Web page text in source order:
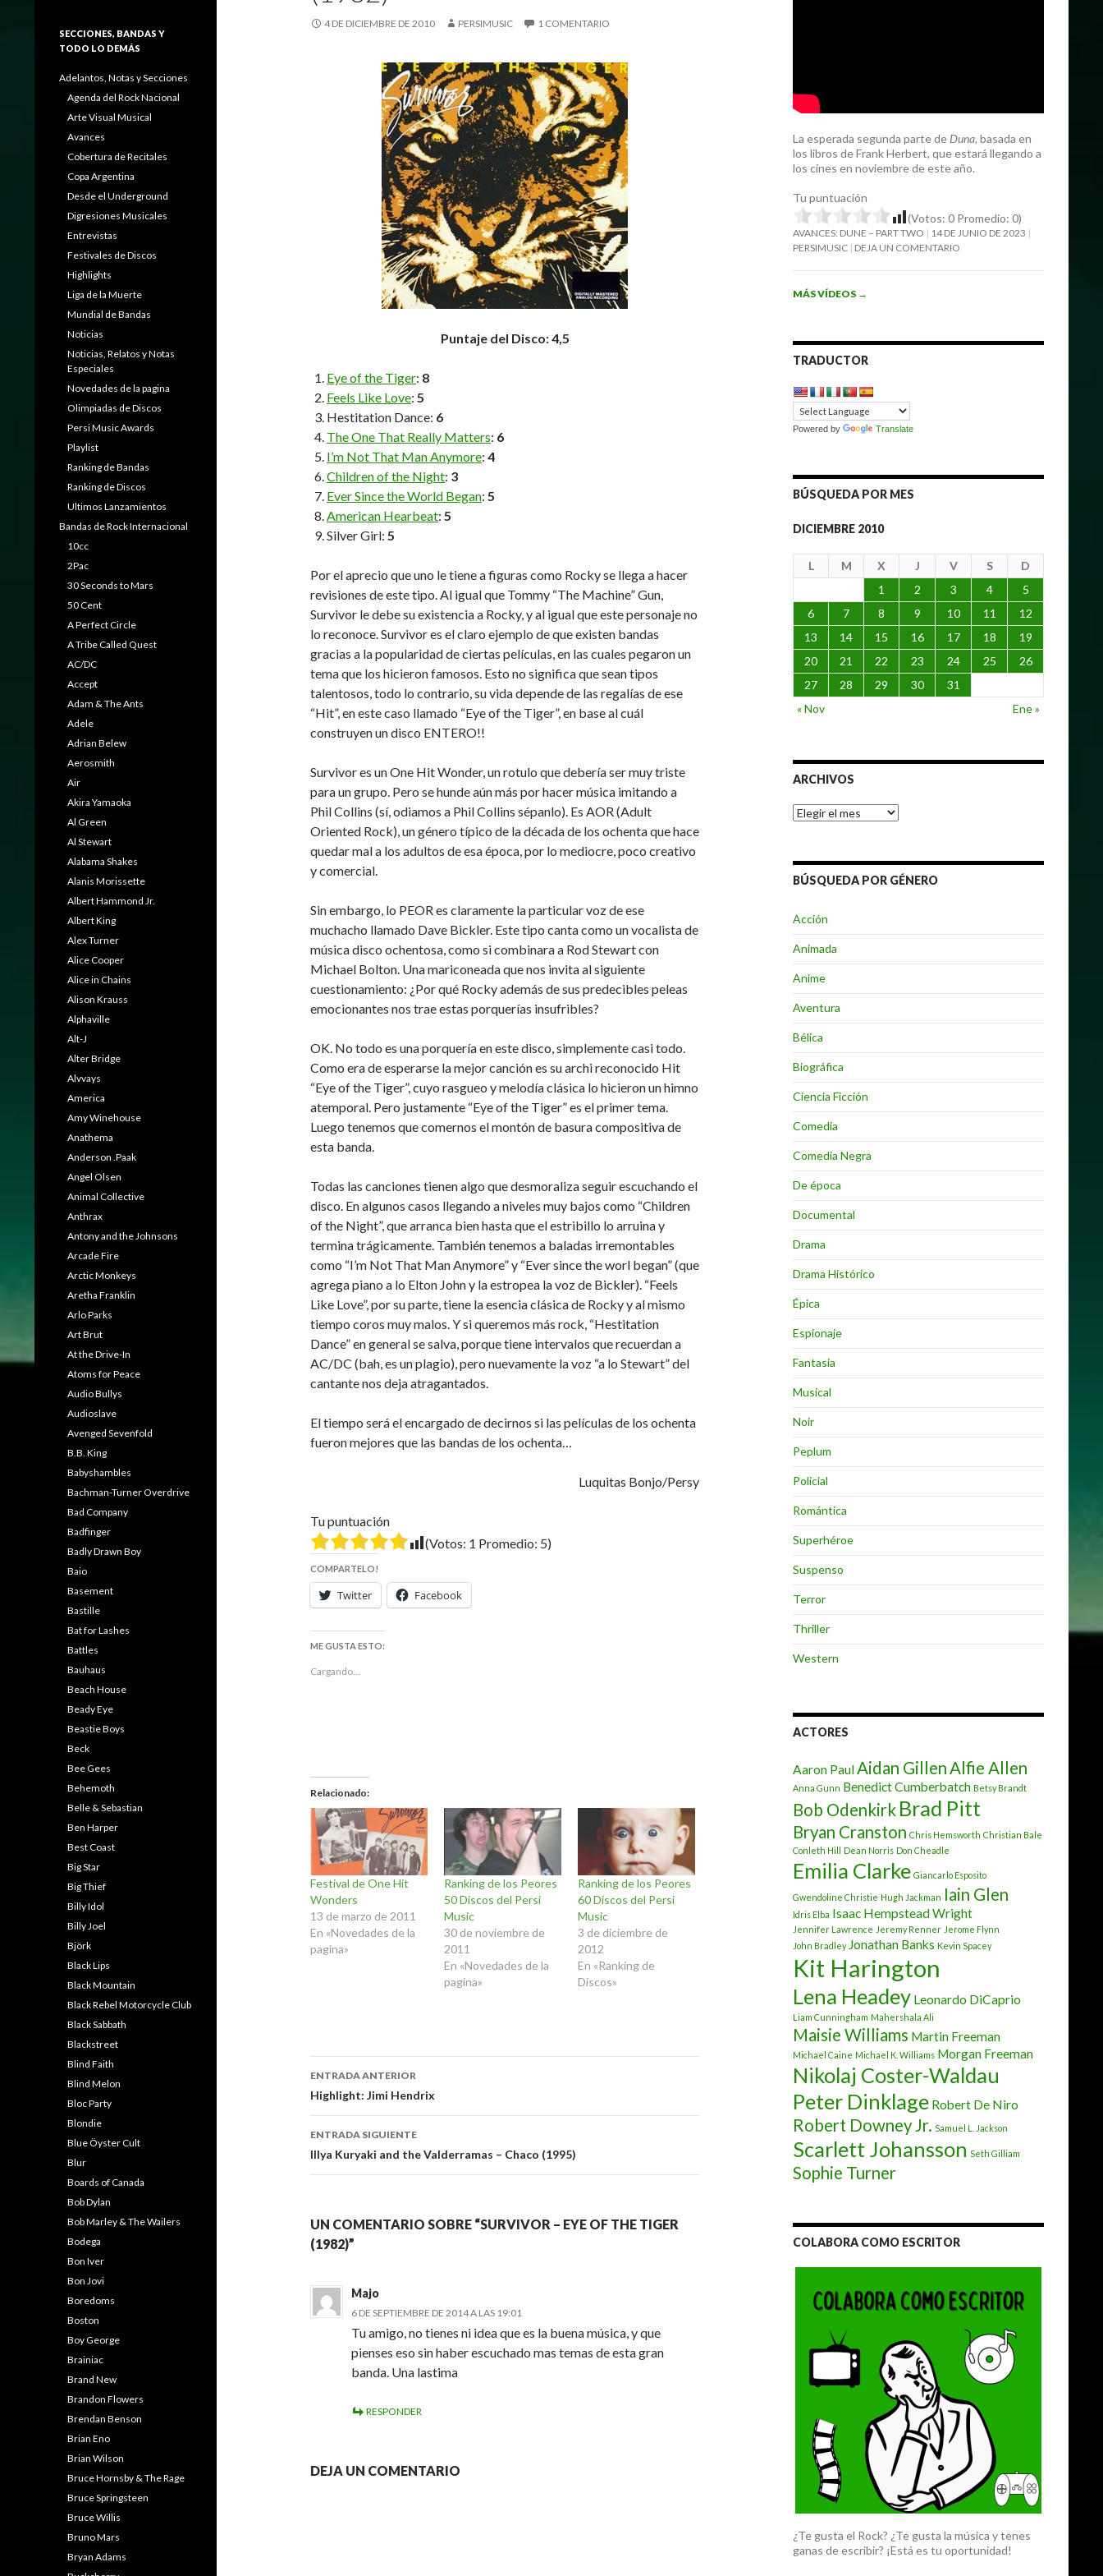
4 DE DICIEMBRE DE 2010 PERSIMUSIC 1 COMENTARIO
Puntaje del Disco: 4,5
Eye of the Tiger: 8
Feels Like Love: 5
Hestitation Dance: 6
The One That Really Matters: 6
I’m Not That Man Anymore: 4
Children of the Night: 3
Ever Since the World Began: 5
American Hearbeat: 5
Silver Girl: 5
Por el aprecio que uno le tiene a figuras como Rocky se llega a hacer
revisiones de este tipo. Al igual que Tommy “The Machine” Gun,
Survivor le debe su existencia a Rocky, y al igual que este personaje no
lo reconoce. Survivor es el claro ejemplo de que existen bandas
gracias a la popularidad de ciertas películas, en las cuales pegaron un
tema que los hicieron famosos. Esto no significa que sean tipos
talentosos, todo lo contrario, su vida depende de las regalías de ese
“Hit”, en este caso llamado “Eye of the Tiger”, en base al cuál
construyen un disco ENTERO!!
Survivor es un One Hit Wonder, un rotulo que debería ser muy triste
para un grupo. Pero se hunde aún más por hacer música imitando a
Phil Collins (sí, odiamos a Phil Collins sépanlo). Es AOR (Adult
Oriented Rock), un género típico de la década de los ochenta que hace
quedar mal a los adultos de esa época, por lo mediocre, poco creativo
y comercial.
Sin embargo, lo PEOR es claramente la particular voz de ese
muchacho llamado Dave Bickler. Este tipo canta como un vocalista de
música disco ochentosa, como si combinara a Rod Stewart con
Michael Bolton. Una mariconeada que nos invita al siguiente
cuestionamiento: ¿Por qué Rocky además de sus predecibles peleas
emocionantes nos trae estas porquerías insufribles?
OK. No todo es una porquería en este disco, simplemente casi todo.
Como era de esperarse la mejor canción es su archi reconocido Hit
“Eye of the Tiger”, cuyo rasgueo y melodía clásica lo hicieron un himno
atemporal. Pero justamente “Eye of the Tiger” es el primer tema.
Luego tenemos que comernos el montón de basura compositiva de
esta banda.
Todas las canciones tienen algo que desmoraliza seguir escuchando el
disco. En algunos casos llegando a niveles muy bajos como “Children
of the Night”, que arranca bien hasta que el estribillo lo arruina y
termina trágicamente. También tenemos a baladas irremontables
como “I’m Not That Man Anymore” y “Ever since the worl began” (que
agrega piano a lo Elton John y la estropea la voz de Bickler). “Feels
Like Love”, por su parte, tiene la esencia clásica de Rocky y al mismo
tiempo coros muy malos. Y si queremos más rock, “Hestitation
Dance” en general se salva, porque tiene intervalos que recuerdan a
AC/DC (bah, es un plagio), pero nuevamente la voz “a lo Stewart” del
cantante nos deja atragantados.
El tiempo será el encargado de decirnos si las películas de los ochenta
fueron mejores que las bandas de los ochenta…
Luquitas Bonjo/Persy
Tu puntuación
(Votos: 1 Promedio: 5)
COMPARTELO!
Twitter Facebook
ME GUSTA ESTO:
Cargando...
Relacionado
Festival de One Hit
Wonders
13 de marzo de 2011
En «Novedades de la
pagina»
Ranking de los Peores
50 Discos del Persi
Music
30 de noviembre de
2011
En «Novedades de la
pagina»
Ranking de los Peores
60 Discos del Persi
Music
3 de diciembre de
2012
En «Ranking de
Discos»
Navegación
de
entradas
ENTRADA ANTERIOR
Highlight: Jimi Hendrix
ENTRADA SIGUIENTE
Illya Kuryaki and the Valderramas – Chaco (1995)
UN COMENTARIO SOBRE “SURVIVOR – EYE OF THE TIGER
(1982)”
Majo
6 DE SEPTIEMBRE DE 2014 A LAS 19:01
Tu amigo, no tienes ni idea que es la buena música, y que
pienses eso sin haber escuchado mas temas de esta gran
banda. Una lastima
RESPONDER
DEJA UN COMENTARIO
La esperada segunda parte de Duna, basada en
los libros de Frank Herbert, que estará llegando a
los cines en noviembre de este año.
Tu puntuación
(Votos: 0 Promedio: 0)
AVANCES: DUNE – PART TWO
14 DE JUNIO DE 2023
PERSIMUSIC DEJA UN COMENTARIO
MÁS VÍDEOS →
TRADUCTOR
Powered by Translate
BÚSQUEDA POR MES
DICIEMBRE 2010
L M X J V S
D
1
2 3 4
5
6
7 8 9 10 11
12
13
14 15 16 17 18
19
20
21 22 23 24 25
26
27
28 29 30
31
« Nov
Ene »
ARCHIVOS
Archivos
BÚSQUEDA POR GÉNERO
Acción
Animada
Anime
Aventura
Bélica
Biográfica
Ciencia Ficción
Comedia
Comedia Negra
De época
Documental
Drama
Drama Histórico
Épica
Espionaje
Fantasia
Musical
Noir
Peplum
Policial
Romántica
Superhéroe
Suspenso
Terror
Thriller
Western
ACTORES
Aaron PaulAidan GillenAlfie Allen
Anna Gunn Benedict Cumberbatch Betsy Brandt
Bob Odenkirk Brad Pitt
Bryan Cranston Chris Hemsworth Christian Bale
Conleth Hill
Dean Norris Don Cheadle
Emilia Clarke Giancarlo Esposito
Gwendoline Christie Hugh Jackman Iain Glen
Idris Elba Isaac Hempstead Wright
Jennifer Lawrence Jeremy Renner Jerome Flynn
John Bradley Jonathan Banks Kevin Spacey
Kit Harington
Lena Headey Leonardo DiCaprio
Liam Cunningham Mahershala Ali
Maisie Williams Martin Freeman
Michael Caine Michael K. Williams Morgan Freeman
Nikolaj Coster-Waldau
Peter Dinklage Robert De Niro
Robert Downey Jr. Samuel L. Jackson
Scarlett Johansson Seth Gilliam
Sophie Turner
COLABORA COMO ESCRITOR
¿Te gusta el Rock? ¿Te gusta la música y tenes
ganas de escribir? ¡Está es tu oportunidad!
SECCIONES, BANDAS Y
TODO LO DEMÁS
Adelantos, Notas y Secciones
Agenda del Rock Nacional
Arte Visual Musical
Avances
Cobertura de Recitales
Copa Argentina
Desde el Underground
Digresiones Musicales
Entrevistas
Festivales de Discos
Highlights
Liga de la Muerte
Mundial de Bandas
Noticias
Noticias, Relatos y Notas
Especiales
Novedades de la pagina
Olimpiadas de Discos
Persi Music Awards
Playlist
Ranking de Bandas
Ranking de Discos
Ultimos Lanzamientos
Bandas de Rock Internacional
10cc
2Pac
30 Seconds to Mars
50 Cent
A Perfect Circle
A Tribe Called Quest
AC/DC
Accept
Adam & The Ants
Adele
Adrian Belew
Aerosmith
Air
Akira Yamaoka
Al Green
Al Stewart
Alabama Shakes
Alanis Morissette
Albert Hammond Jr.
Albert King
Alex Turner
Alice Cooper
Alice in Chains
Alison Krauss
Alphaville
Alt-J
Alter Bridge
Alvvays
America
Amy Winehouse
Anathema
Anderson .Paak
Angel Olsen
Animal Collective
Anthrax
Antony and the Johnsons
Arcade Fire
Arctic Monkeys
Aretha Franklin
Arlo Parks
Art Brut
At the Drive-In
Atoms for Peace
Audio Bullys
Audioslave
Avenged Sevenfold
B.B. King
Babyshambles
Bachman-Turner Overdrive
Bad Company
Badfinger
Badly Drawn Boy
Baio
Basement
Bastille
Bat for Lashes
Battles
Bauhaus
Beach House
Beady Eye
Beastie Boys
Beck
Bee Gees
Behemoth
Belle & Sebastian
Ben Harper
Best Coast
Big Star
Big Thief
Billy Idol
Billy Joel
Björk
Black Lips
Black Mountain
Black Rebel Motorcycle Club
Black Sabbath
Blackstreet
Blind Faith
Blind Melon
Bloc Party
Blondie
Blue Öyster Cult
Blur
Boards of Canada
Bob Dylan
Bob Marley & The Wailers
Bodega
Bon Iver
Bon Jovi
Boredoms
Boston
Boy George
Brainiac
Brand New
Brandon Flowers
Brendan Benson
Brian Eno
Brian Wilson
Bruce Hornsby & The Rage
Bruce Springsteen
Bruce Willis
Bruno Mars
Bryan Adams